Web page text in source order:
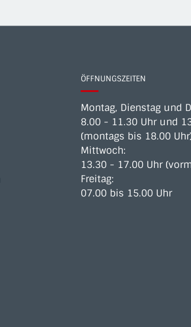
ÖFFNUNGSZEITEN
Montag, Dienstag und
8.00 - 11.30 Uhr und
(montags bis 18.00
Mittwoch:
13.30 - 17.00 Uhr
Freitag:
07.00 bis 15.00 Uhr